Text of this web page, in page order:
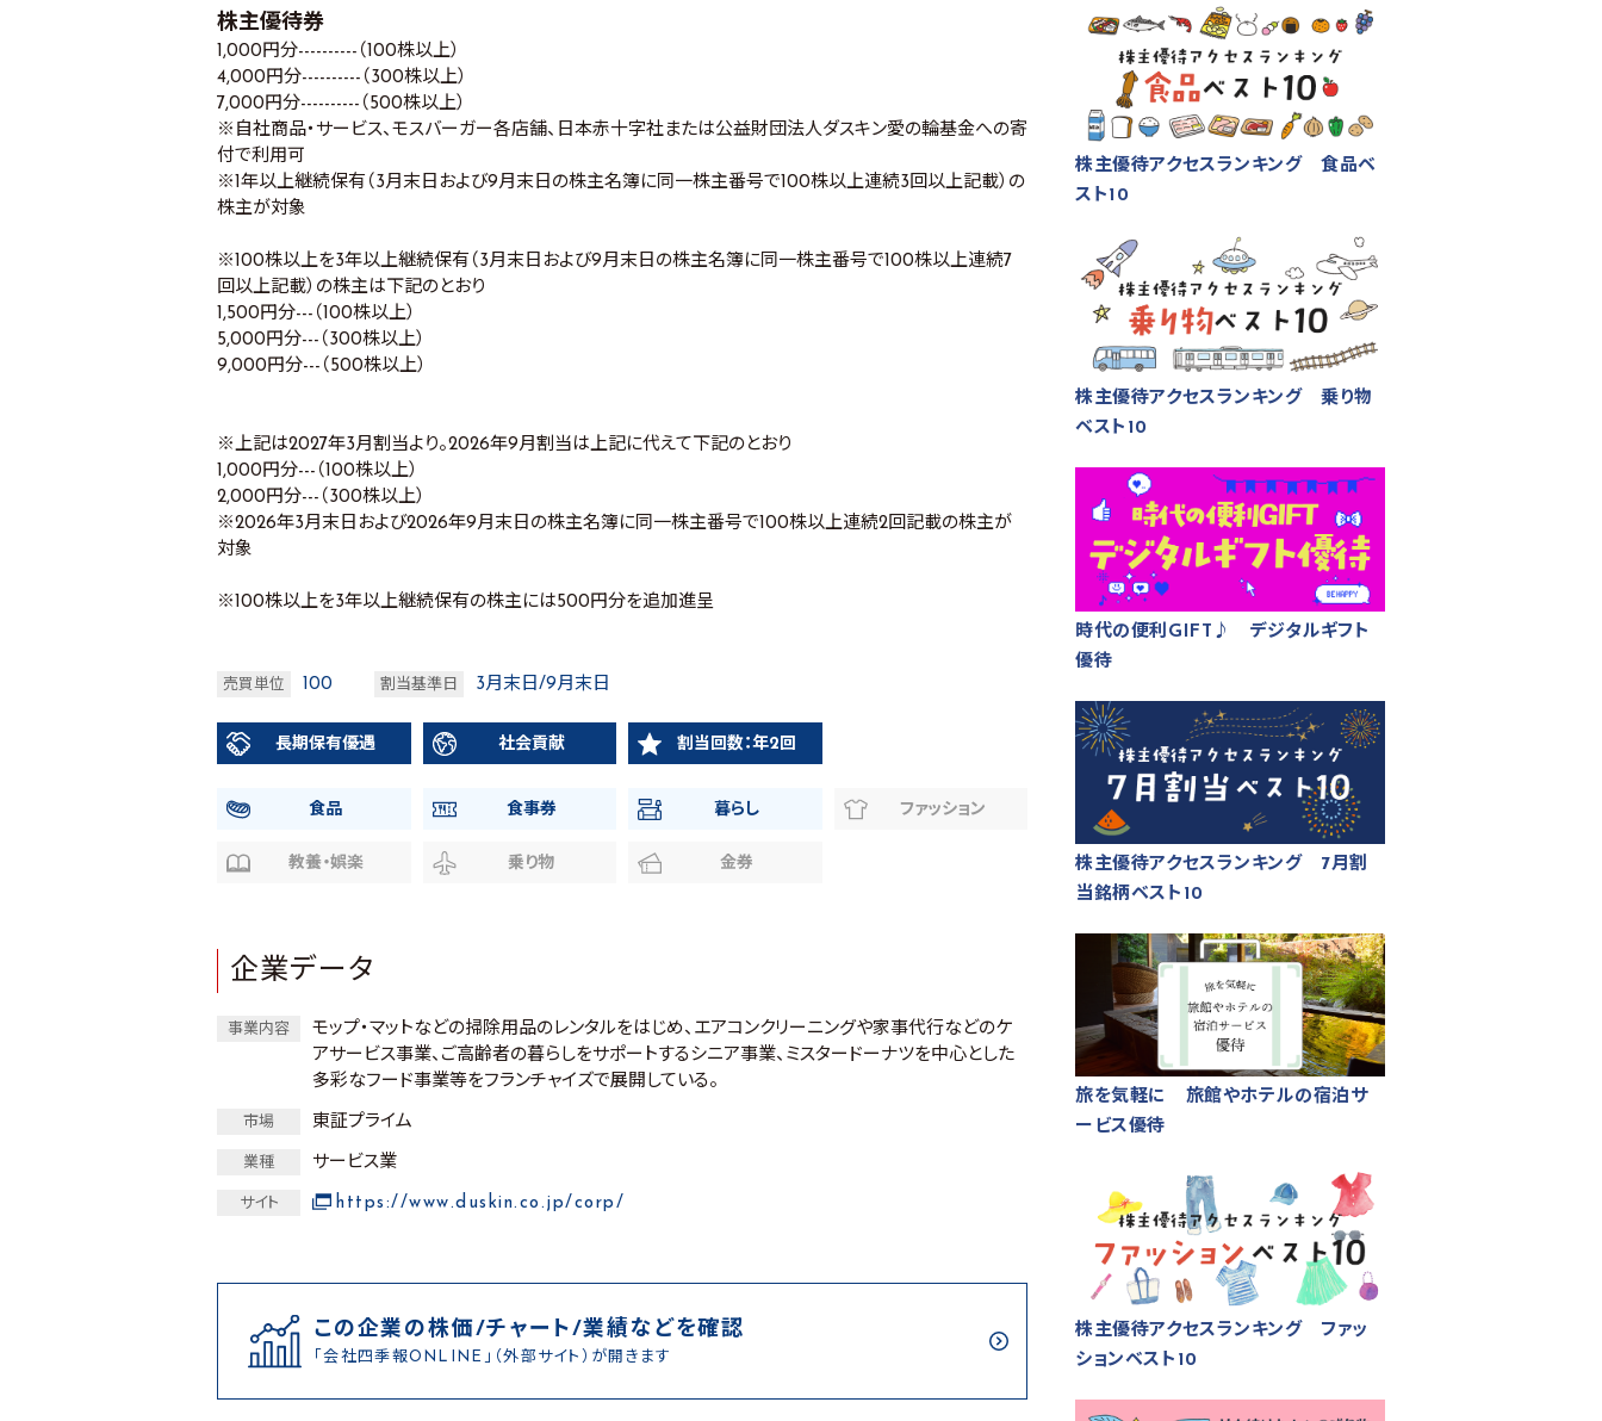
株主優待券
1,000円分----------（100株以上）
4,000円分----------（300株以上）
7,000円分----------（500株以上）
※自社商品・サービス、モスバーガー各店舗、日本赤十字社または公益財団法人ダスキン愛の輪基金への寄
付で利用可
※1年以上継続保有（3月末日および9月末日の株主名簿に同一株主番号で100株以上連続3回以上記載）の
株主が対象
※100株以上を3年以上継続保有（3月末日および9月末日の株主名簿に同一株主番号で100株以上連続7
回以上記載）の株主は下記のとおり
1,500円分---（100株以上）
5,000円分---（300株以上）
9,000円分---（500株以上）
※上記は2027年3月割当より。2026年9月割当は上記に代えて下記のとおり
1,000円分---（100株以上）
2,000円分---（300株以上）
※2026年3月末日および2026年9月末日の株主名簿に同一株主番号で100株以上連続2回記載の株主が
対象
※100株以上を3年以上継続保有の株主には500円分を追加進呈
売買単位 100 割当基準日 3月末日/9月末日
長期保有優遇 社会貢献 割当回数：年2回
食品 食事券 暮らし ファッション
教養・娯楽 乗り物 金券
企業データ
事業内容
モップ・マットなどの掃除用品のレンタルをはじめ、エアコンクリーニングや家事代行などのケ
アサービス事業、ご高齢者の暮らしをサポートするシニア事業、ミスタードーナツを中心とした
多彩なフード事業等をフランチャイズで展開している。
市場 東証プライム
業種 サービス業
サイト https://www.duskin.co.jp/corp/
この企業の株価/チャート/業績などを確認
「会社四季報ONLINE」（外部サイト）が開きます
株主優待アクセスランキング 食品ベ
スト10
株主優待アクセスランキング 乗り物
ベスト10
時代の便利GIFT♪ デジタルギフト
優待
株主優待アクセスランキング 7月割
当銘柄ベスト10
旅を気軽に 旅館やホテルの宿泊サ
ービス優待
株主優待アクセスランキング ファッ
ションベスト10